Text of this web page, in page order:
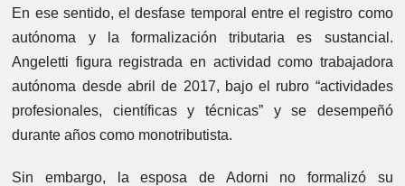
En ese sentido, el desfase temporal entre el registro como
autónoma y la formalización tributaria es sustancial.
Angeletti figura registrada en actividad como trabajadora
autónoma desde abril de 2017, bajo el rubro “actividades
profesionales, científicas y técnicas” y se desempeñó
durante años como monotributista.
Sin embargo, la esposa de Adorni no formalizó su